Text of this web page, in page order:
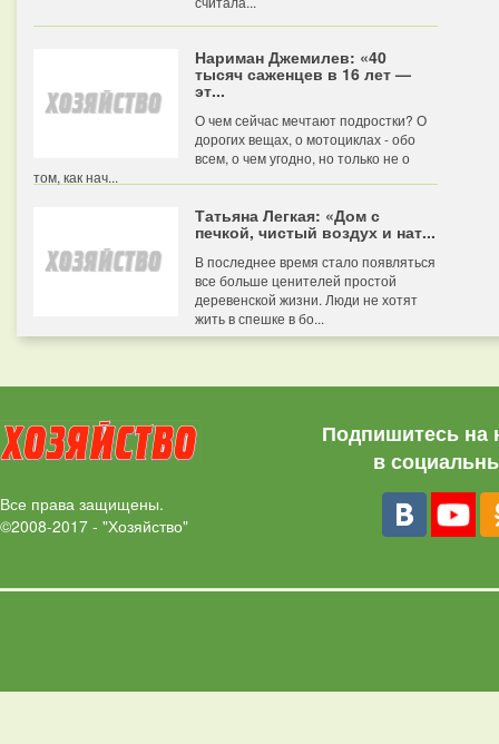
Нариман Джемилев: «40
тысяч саженцев в 16 лет —
эт...
О чем сейчас мечтают подростки? О
дорогих вещах, о мотоциклах - обо
всем, о чем угодно, но только не о
том, как нач...
Татьяна Легкая: «Дом с
печкой, чистый воздух и нат...
В последнее время стало появляться
все больше ценителей простой
деревенской жизни. Люди не хотят
жить в спешке в бо...
Все права защищены.
©2008-2017 - "Хозяйство"
Подпишитесь на
в